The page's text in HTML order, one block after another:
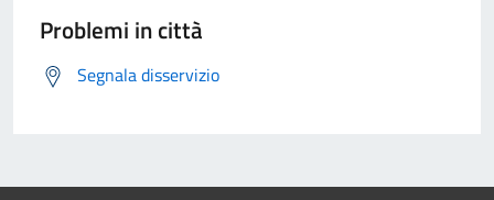
Problemi in città
Segnala disservizio